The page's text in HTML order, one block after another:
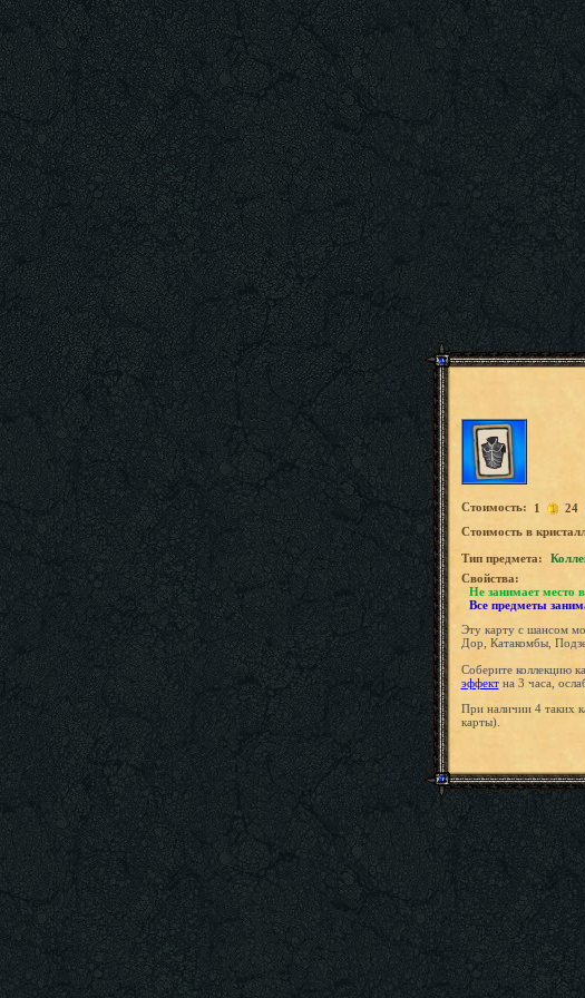
Стоимость: 1 24
Стоимость в
Tип предмета:
Свойства:
Не занимает место
Все предметы
Эту карту с шансом
Дор, Катакомбы,
Соберите коллекцию
эффектна 3 часа,
При наличии 4 таких
карты).